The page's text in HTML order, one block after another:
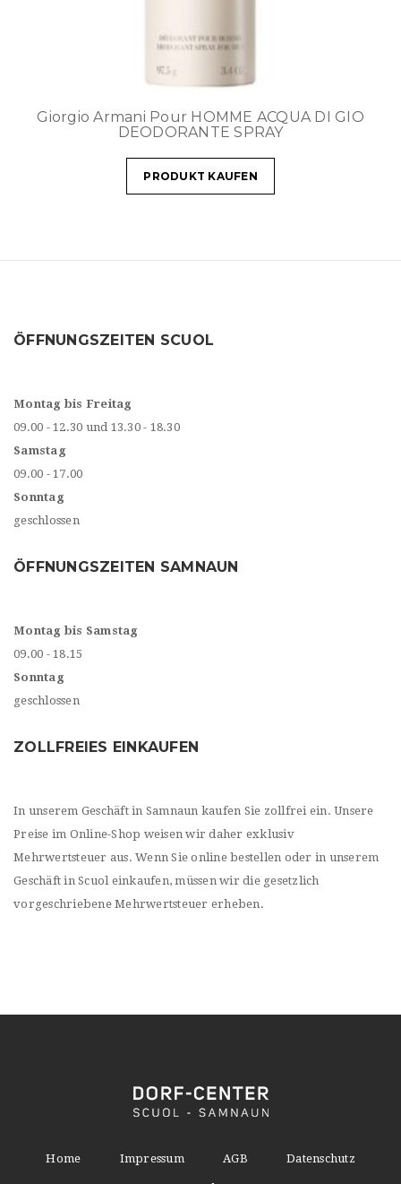
Giorgio Armani Pour HOMME ACQUA DI GIO
DEODORANTE SPRAY
PRODUKT KAUFEN
ÖFFNUNGSZEITEN SCUOL
Montag bis Freitag
09.00 - 12.30 und 13.30 - 18.30
Samstag
09.00 - 17.00
Sonntag
geschlossen
ÖFFNUNGSZEITEN SAMNAUN
Montag bis Samstag
09.00 - 18.15
Sonntag
geschlossen
ZOLLFREIES EINKAUFEN
In unserem Geschäft in Samnaun kaufen Sie zollfrei ein. Unsere
Preise im Online-Shop weisen wir daher exklusiv
Mehrwertsteuer aus. Wenn Sie online bestellen oder in unserem
Geschäft in Scuol einkaufen, müssen wir die gesetzlich
vorgeschriebene Mehrwertsteuer erheben.
Home Impressum AGB Datenschutz